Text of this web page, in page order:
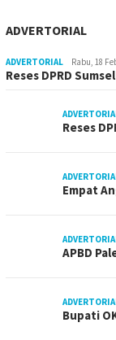
ADVERTORIAL
ADVERTORIAL Rabu, 18
Reses DPRD
Reses
Empat
APBD
Bupati